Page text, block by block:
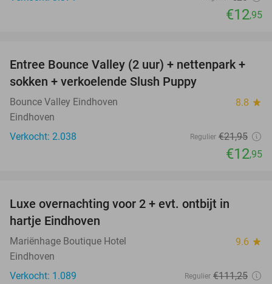
€12,95
41%
Entree Bounce Valley (2 uur) + nettenpark +
sokken + verkoelende Slush Puppy
Bounce Valley Eindhoven 8.8 star
Eindhoven
Verkocht: 2.038
Regulier €21,95
€12,95
Luxe overnachting voor 2 + evt. ontbijt in
hartje Eindhoven
Mariënhage Boutique Hotel 9.6 star
Eindhoven
Verkocht: 1.089
Regulier €111,25